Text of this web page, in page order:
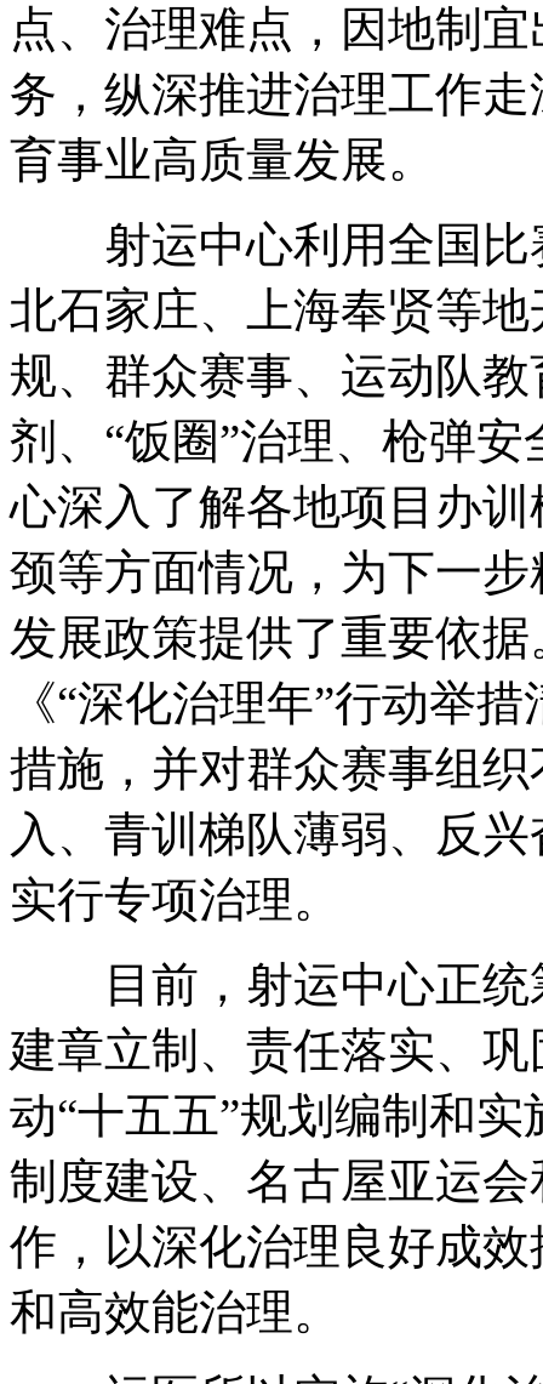
点、治理难点，因地制
务，纵深推进治理工作
育事业高质量发展。
射运中心利用全国比
北石家庄、上海奉贤等
规、群众赛事、运动队
剂、“饭圈”治理、枪弹
心深入了解各地项目办
颈等方面情况，为下一
发展政策提供了重要依
《“深化治理年”行动举
措施，并对群众赛事组
入、青训梯队薄弱、反
实行专项治理。
目前，射运中心正统
建章立制、责任落实、
动“十五五”规划编制和
制度建设、名古屋亚运
作，以深化治理良好成
和高效能治理。